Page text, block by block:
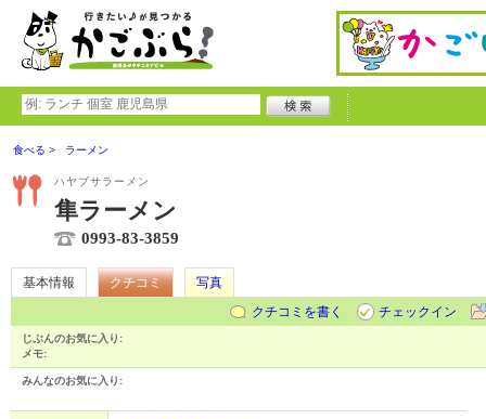
食べる ラーメン
ハヤブサラーメン
隼ラーメン
0993-83-3859
基本情報 クチコミ
写真
クチコミを書く
チェックイン
じぶんのお気に入り:
メモ:
みんなのお気に入り: